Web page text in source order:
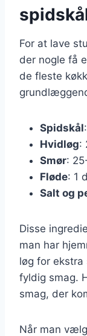
For at lave
der nogle få
de fleste
Spidskål
Hvidløg:
Smør:
Fløde: 1
Salt og
Disse
man har
løg for ekstra
fyldig smag.
smag, der
Når man